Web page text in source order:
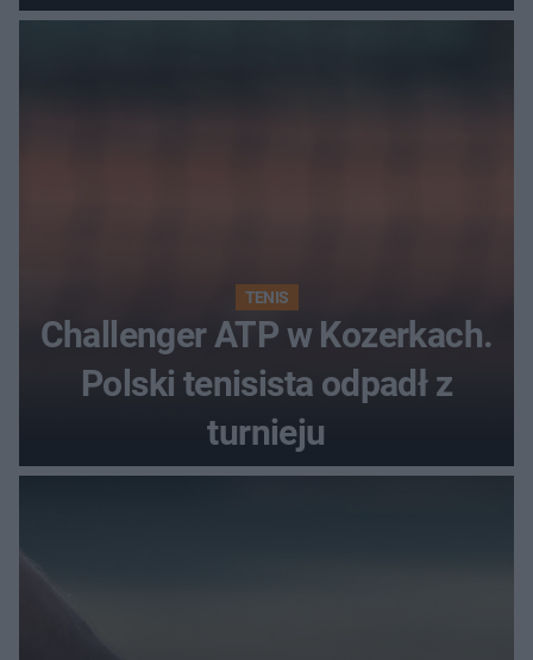
najwięcej punktów?
TENIS
Challenger ATP w Kozerkach.
Polski tenisista odpadł z
turnieju